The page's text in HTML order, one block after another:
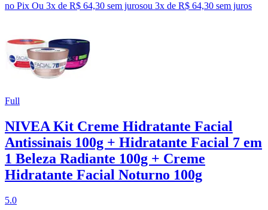
no Pix Ou 3x de R$ 64,30 sem jurosou 3x de R$ 64,30 sem juros
Full
NIVEA Kit Creme Hidratante Facial
Antissinais 100g + Hidratante Facial 7 em
1 Beleza Radiante 100g + Creme
Hidratante Facial Noturno 100g
5.0